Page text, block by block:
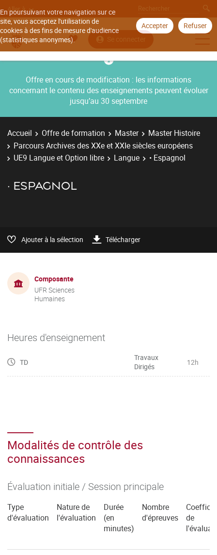
En poursuivant votre navigation sur ce
site, vous acceptez l'utilisation de
cookies à des fins de mesure d'audience
(statistiques anonymes).
Accepter Refuser
Aller à
Se connecter
Offre en cours de modification : les informations
concernant le contenu des enseignements peuvent évoluer
jusqu’au 30 septembre
Accueil Offre de formation Master
Master Histoire
Parcours Archives des XXe et XXIe siècles européens
UE9 Langue et Option libre
Langue • Espagnol
• ESPAGNOL
Ajouter à la sélection Télécharger
Composante
UFR Sciences
Humaines
Heures d'enseignement
TD
Travaux
Dirigés
12h
Modalités de contrôle des
connaissances
Évaluation initiale / Session principale
Type
d'évaluation
Nature de
l'évaluation
Durée
(en
minutes)
Nombre
d'épreuves
de